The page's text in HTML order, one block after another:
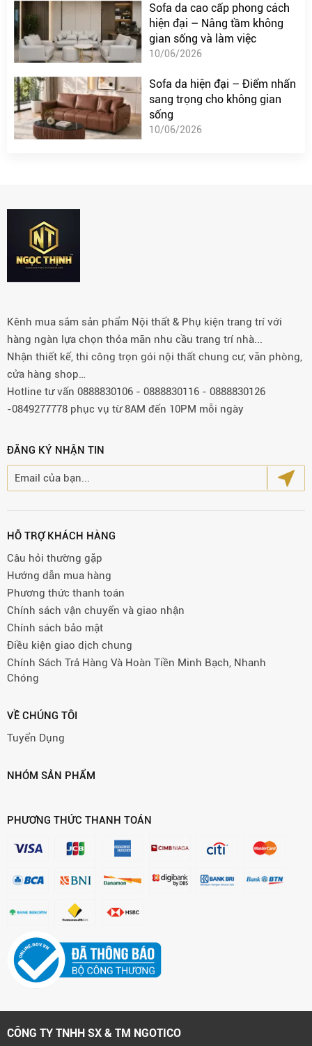
Sofa da cao cấp phong cách
hiện đại – Nâng tầm không
gian sống và làm việc
10/06/2026
Sofa da hiện đại – Điểm nhấn
sang trọng cho không gian
sống
10/06/2026
Kênh mua sắm sản phẩm Nội thất & Phụ kiện trang trí với
hàng ngàn lựa chọn thỏa mãn nhu cầu trang trí nhà...
Nhận thiết kế, thi công trọn gói nội thất chung cư, văn phòng,
cửa hàng shop…
Hotline tư vấn 0888830106 - 0888830116 - 0888830126
-0849277778 phục vụ từ 8AM đến 10PM mỗi ngày
ĐĂNG KÝ NHẬN TIN
HỖ TRỢ KHÁCH HÀNG
Câu hỏi thường gặp
Hướng dẫn mua hàng
Phương thức thanh toán
Chính sách vận chuyển và giao nhận
Chính sách bảo mật
Điều kiện giao dịch chung
Chính Sách Trả Hàng Và Hoàn Tiền Minh Bạch, Nhanh
Chóng
VỀ CHÚNG TÔI
Tuyển Dụng
NHÓM SẢN PHẨM
PHƯƠNG THỨC THANH TOÁN
CÔNG TY TNHH SX & TM NGOTICO